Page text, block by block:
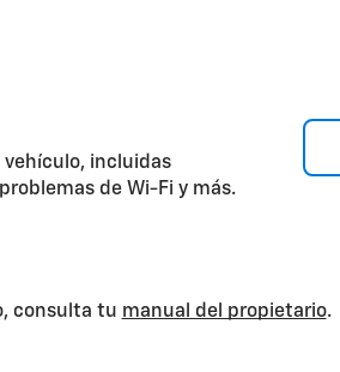
incluidas
de Wi-Fi y más.
consulta tu manual del propietario.